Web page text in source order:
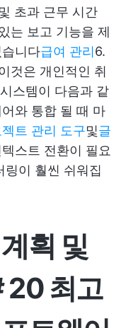
초과 근무 시간
는 보고 기능을 제
니다급여 관리6.
것은 개인적인 취
스템이 다음과 같
와 통합 될 때 마
젝트 관리 도구및글
스트 전환이 필요
이 훨씬 쉬워집
획 및
20 최고